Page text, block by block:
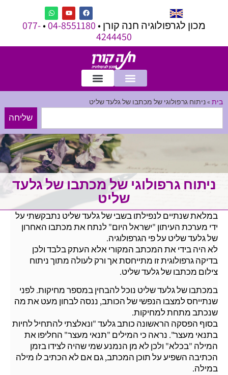
מכון לגרפולוגיה חנה קורן •04-8551180
•
077-
4244450
בית »ניתוח גרפולוגי של מכתבו של גלעד שליט
שליחה
ניתוח גרפולוגי של מכתבו של גלעד
שליט
במלאת שנתיים לנפילתו בשבי של גלעד שליט נתבקשתי על
ידי מערכת העיתון "ישראל היום" לנתח את מכתבו האחרון
של גלעד שליט על פי הגרפולוגיה.
לא היה בידי את המכתב המקורי אלא העתק בלבד ולכן
בדיקה גרפולוגית זו מתייחסת אך ורק לעולה מתוך ניתוח
צילום מכתבו של גלעד שליט.
במכתבו של גלעד שליט נוכל להבחין במספר מחיקות. לפני
שנתייחס למצבו הנפשי של הכותב, ננסה לבחון מעט את מה
שנכתב מתחת למחיקות.
בסוף הפסקה הראשונה כותב גלעד "ונאלצתי להתחיל לחיות
בתנאי מעצר". נראה כי המילים "תנאי מעצר" החליפו את
המילה "בכלא" ולכן לא מן הנמנע שמי שהיה לצידו בזמן
הכתיבה השפיע על תוכן המכתב, גם אם לא הכתיב לו מילה
במילה.